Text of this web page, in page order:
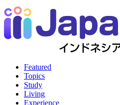
Featured
Topics
Study
Living
Experience